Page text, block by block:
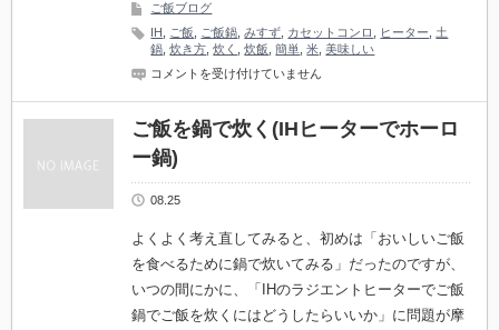
＆
ほ
っ
と
ク
は
ご飯ブログ
IH
ご飯 ご飯鍋 ,みすず カセットコンロ ヒーター
土
鍋 ,炊き方 ,炊く ,炊飯 ,簡単 ,米 ,美味しい
ご
を
鍋
で
炊
く
セ
ト
コ
ン
ロ
み
コメントを受け付けていません
ご飯を鍋で炊く(IHヒーターでホーロ
ー鍋)
08.25
よくよく考え直してみると、初めは「おいしいご飯
を食べるために鍋で炊いてみる」だったのですが、
いつの間にかに、「IHのラジエントヒーターでご飯
鍋でご飯を炊くにはどうしたらいいか」に問題が摩